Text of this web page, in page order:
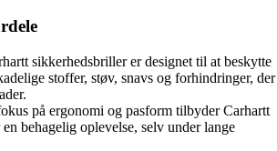
sikkerhedsbriller er designet til at beskytte
stoffer, støv, snavs og forhindringer, der
på ergonomi og pasform tilbyder Carhartt
behagelig oplevelse, selv under lange